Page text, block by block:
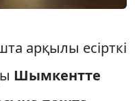
арқылы есірткі
Шымкентте